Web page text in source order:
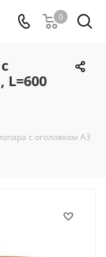
0
c оголовком А3